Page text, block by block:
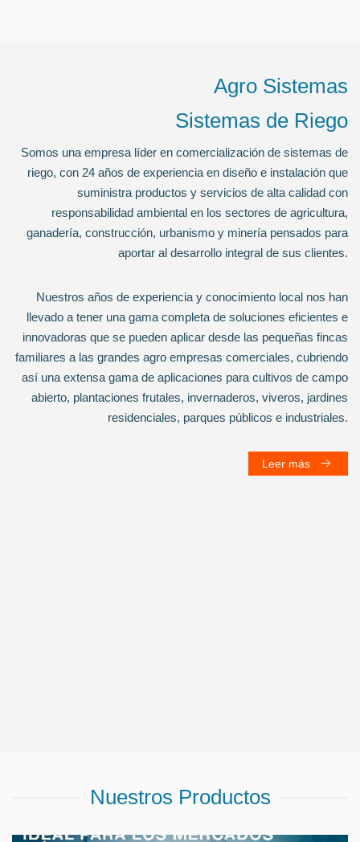
Agro Sistemas
Sistemas de Riego
Somos una empresa líder en comercialización de sistemas de
riego, con 24 años de experiencia en diseño e instalación que
suministra productos y servicios de alta calidad con
responsabilidad ambiental en los sectores de agricultura,
ganadería, construcción, urbanismo y minería pensados para
aportar al desarrollo integral de sus clientes.
Nuestros años de experiencia y conocimiento local nos han
llevado a tener una gama completa de soluciones eficientes e
innovadoras que se pueden aplicar desde las pequeñas fincas
familiares a las grandes agro empresas comerciales, cubriendo
así una extensa gama de aplicaciones para cultivos de campo
abierto, plantaciones frutales, invernaderos, viveros, jardines
residenciales, parques públicos e industriales.
Leer más
Nuestros Productos